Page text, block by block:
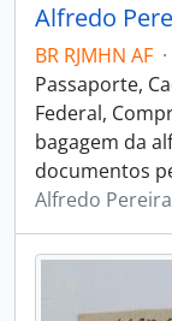
Alfredo
BR RJMHN AF ·
Passaporte,
Federal,
bagagem da
documentos
Alfredo Pereira